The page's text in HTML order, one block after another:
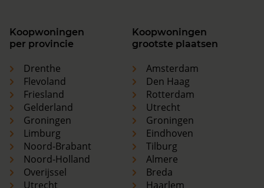
Koopwoningen
per provincie
Drenthe
Flevoland
Friesland
Gelderland
Groningen
Limburg
Noord-Brabant
Noord-Holland
Overijssel
Utrecht
Koopwoningen
grootste plaatsen
Amsterdam
Den Haag
Rotterdam
Utrecht
Groningen
Eindhoven
Tilburg
Almere
Breda
Haarlem